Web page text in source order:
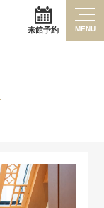
来館予約 MENU